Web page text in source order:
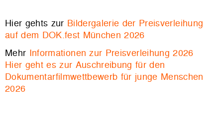
Hier gehts zur Bildergalerie der Preisverleihung
auf dem DOK.fest München 2026
Mehr Informationen zur Preisverleihung 2026
Hier geht es zur Auschreibung für den
Dokumentarfilmwettbewerb für junge Menschen
2026